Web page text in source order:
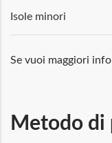
Isole minori
Se vuoi maggiori
Metodo di